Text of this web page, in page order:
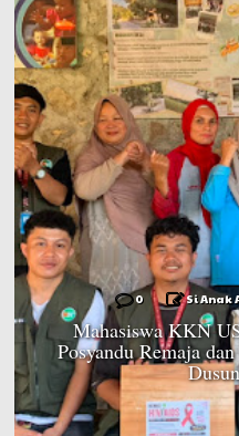
0 Si Anak
Kuasa Hukum
Icha Ingin Ada